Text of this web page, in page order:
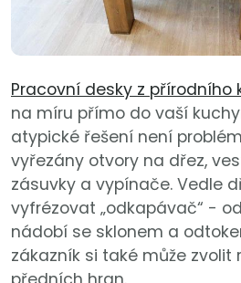
Pracovní desky z přírodního
na míru přímo do vaší
atypické řešení není
vyřezány otvory na dřez,
zásuvky a vypínače. Vedle
vyfrézovat „odkapávač“ -
nádobí se sklonem a
zákazník si také může zvolit